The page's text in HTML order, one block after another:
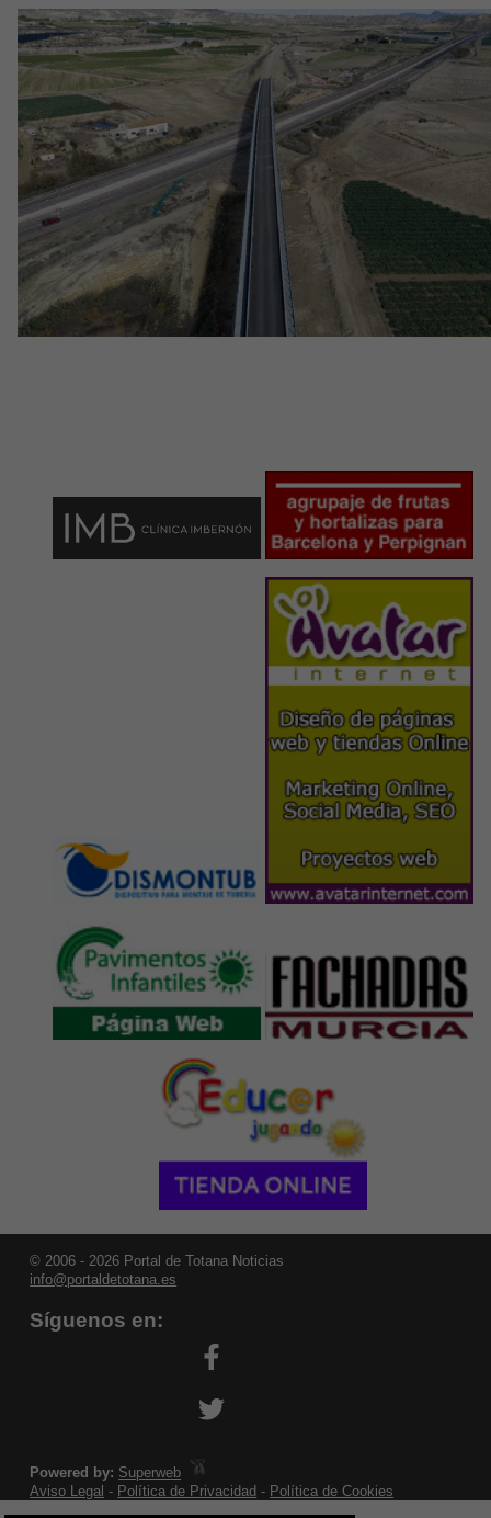
© 2006 - 2026 Portal de Totana Noticias
info@portaldetotana.es
Síguenos en:
Powered by: Superweb
Aviso Legal - Política de Privacidad - Política de Cookies